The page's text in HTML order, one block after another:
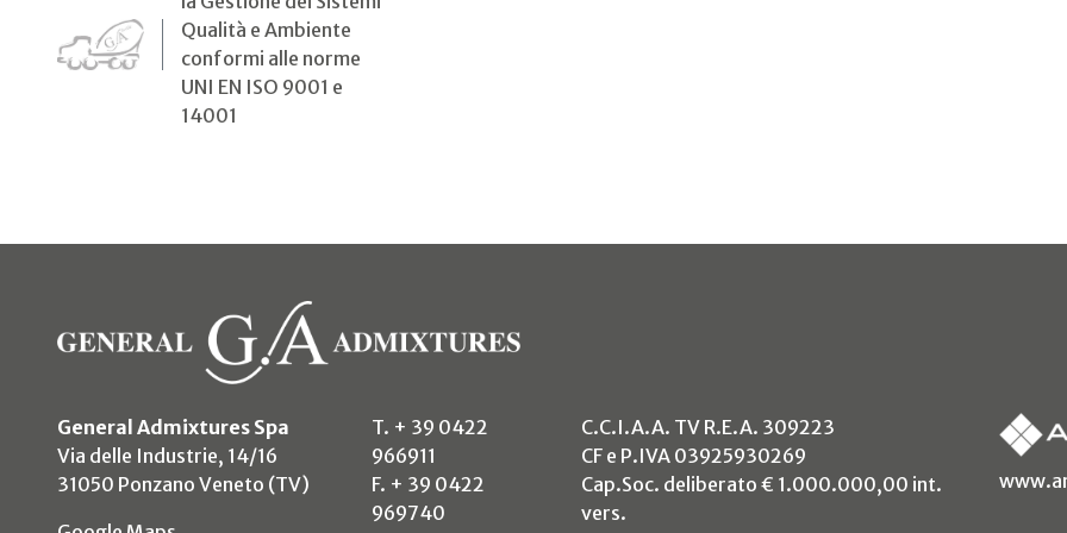
Qualità e Ambiente
conformi alle norme
UNI EN ISO 9001 e
14001
General Admixtures Spa
Via delle Industrie, 14/16
31050 Ponzano Veneto (TV)
T. + 39 0422
966911
F. + 39 0422
969740
C.C.I.A.A. TV R.E.A. 309223
CF e P.IVA 03925930269
Cap.Soc. deliberato € 1.000.000,00 int.
vers.